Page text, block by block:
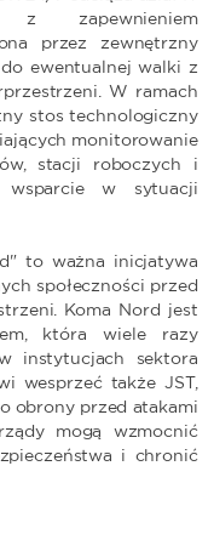
zapewnieniem
przez zewnętrzny
ewentualnej walki z
W ramach
stos technologiczny
monitorowanie
stacji roboczych i
wsparcie w sytuacji
to ważna inicjatywa
społeczności przed
Koma Nord jest
która wiele razy
instytucjach sektora
wesprzeć także JST,
obrony przed atakami
mogą wzmocnić
i chronić